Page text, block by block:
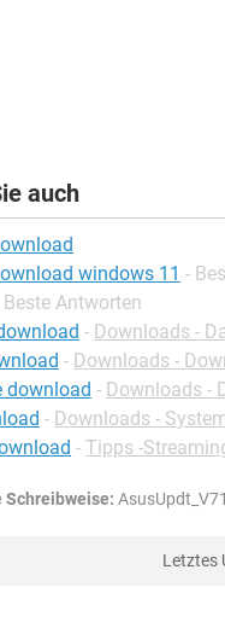
auch
windows 11 -
Beste Antworten
- Downloads -
- Downloads -
download - Downloads -
- Downloads -
- Tipps -
Letztes